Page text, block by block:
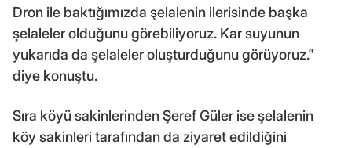
Dron ile baktığımızda şelalenin ilerisinde başka
şelaleler olduğunu görebiliyoruz. Kar suyunun
yukarıda da şelaleler oluşturduğunu görüyoruz."
diye konuştu.
Sıra köyü sakinlerinden Şeref Güler ise şelalenin
köy sakinleri tarafından da ziyaret edildiğini